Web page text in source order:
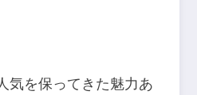
気を保ってきた魅力あ